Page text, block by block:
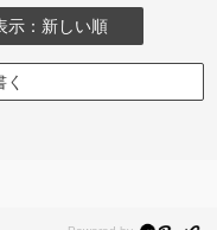
示：新しい順